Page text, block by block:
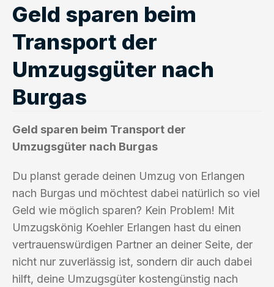
Geld sparen beim
Transport der
Umzugsgüter nach
Burgas
Geld sparen beim Transport der
Umzugsgüter nach Burgas
Du planst gerade deinen Umzug von Erlangen
nach Burgas und möchtest dabei natürlich so viel
Geld wie möglich sparen? Kein Problem! Mit
Umzugskönig Koehler Erlangen hast du einen
vertrauenswürdigen Partner an deiner Seite, der
nicht nur zuverlässig ist, sondern dir auch dabei
hilft, deine Umzugsgüter kostengünstig nach